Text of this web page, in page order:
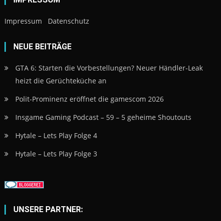
Impressum Datenschutz
NEUE BEITRÄGE
GTA 6: Starten die Vorbestellungen? Neuer Händler-Leak
heizt die Gerüchteküche an
Polit-Prominenz eröffnet die gamescom 2026
Insgame Gaming Podcast – 59 – 5 geheime Shoutouts
Hytale – Lets Play Folge 4
Hytale – Lets Play Folge 3
UNSERE PARTNER: